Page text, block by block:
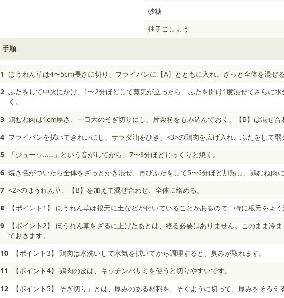
砂糖
柚子こしょう
手順
1 ほうれん草は4〜5cm長さに切り、フライパンに【A】とともに入れ、ざっと全体を混ぜる
2 ふたをして中火にかけ、1〜2分ほどして蒸気が立ったら、ふたを開け1度混ぜてさらに
く。
3 鶏むね肉は1cm厚さ、一口大のそぎ切りにし、片栗粉をもみ込んでおく。【B】は混ぜ合
4 フライパンを拭いてきれいにし、サラダ油をひき、<3>の鶏肉を広げ入れ、ふたをして弱
5
「ジューッ……」という音がしてから、7〜8分ほどじっくりと焼く。
6 焼き色がついたら全体をざっとかき混ぜ、再びふたをして5〜6分ほど加熱し、鶏むね肉に
7 <2>のほうれん草、【B】を加えて混ぜ合わせ、全体に絡める。
8
【ポイント1】 ほうれん草は根元に土などが付いていることがあるので、特に根元をよく
9
【ポイント2】 ほうれん草をざるに上げたあとは、絞る必要はありません。このまま冷
ておきます。
10
【ポイント3】 鶏肉は水洗いして水気を拭いてから調理すると、臭みが取れます。
11
【ポイント4】 鶏肉の皮は、キッチンバサミを使うと切りやすいです。
12
【ポイント5】 そぎ切り」とは、厚みのある材料を、そぐように切って、厚みをそろえ